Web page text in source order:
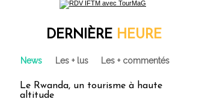
DERNIÈRE HEURE
News Les + lus Les + commentés
Le Rwanda, un tourisme à haute
altitude